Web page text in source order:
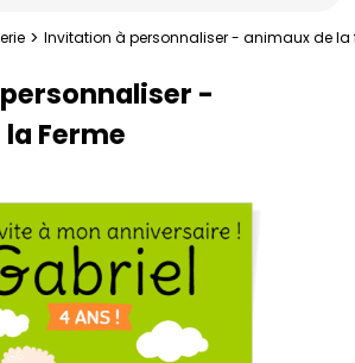
> Invitation à personnaliser - animaux de la
-
Ferme